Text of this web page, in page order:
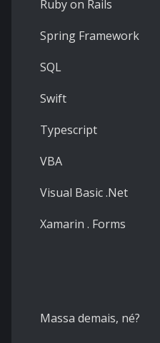
Ruby on Rails
Spring Framework
SQL
Swift
Typescript
VBA
Visual Basic .Net
Xamarin . Forms
Massa demais, né?